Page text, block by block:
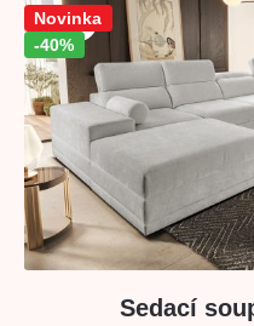
Sleva!
-40%
Novinka
Sedací